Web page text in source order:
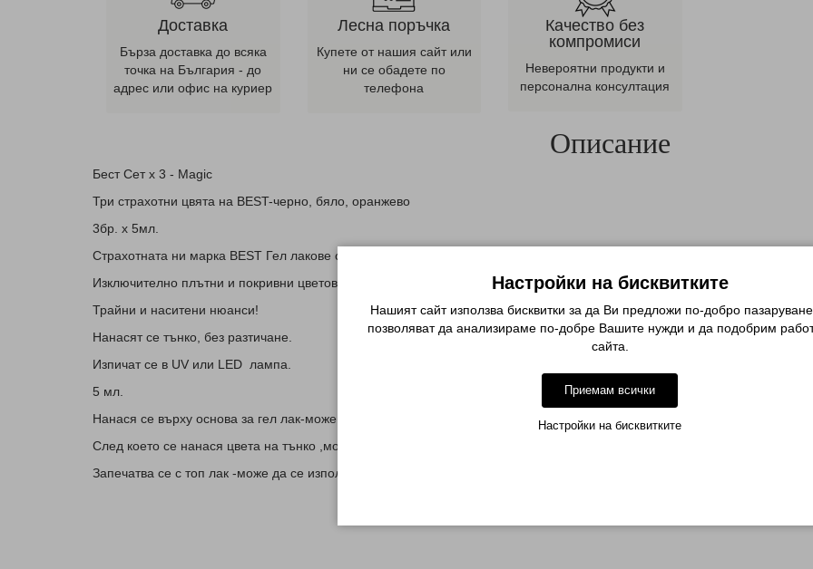
Доставка
Бърза доставка до всяка
точка на България - до
адрес или офис на куриер
Лесна поръчка
Купете от нашия сайт или
ни се обадете по
телефона
Качество без
компромиси
Невероятни продукти и
персонална консултация
Описание
Бест Сет x 3 - Magic
Три страхотни цвята на BEST-черно, бяло, оранжево
3бр. х 5мл.
Страхотната ни марка BEST Гел лакове са с високо качество и на достъпна цена!
Изключително плътни и покривни цветове!
Трайни и наситени нюанси!
Нанасят се тънко, без разтичане.
Изпичат се в UV или LED лампа.
5 мл.
Нанася се върху основа за гел лак-може да се използва и на друга марка-съвместими са .
След което се нанася цвета на тънко ,може след изпичане на първият цветен гел да се нанесе още един цветен слой.
Запечатва се с топ лак -може да се използва и на друга марка-съвместими са
Настройки на бисквитките
Нашият сайт използва бисквитки за да Ви предложи по-добро
позволяват да анализираме по-добре Вашите нужди и да подобрим
сайта.
Приемам всички
Настройки на бисквитките